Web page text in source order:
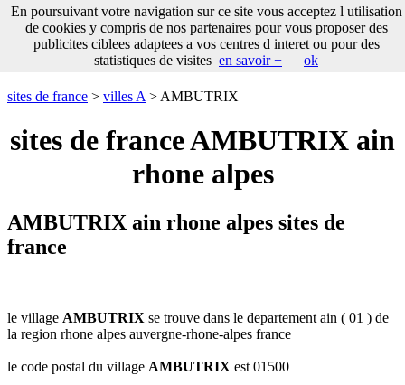
sites
france
par
H
I J K L M
N
U
___
___
___ sites de france
sites de france > villes A > AMBUTRIX
sites de france AMBUTRIX ain
rhone alpes
AMBUTRIX ain rhone alpes sites de
france
le village AMBUTRIX se trouve dans le departement ain ( 01 ) de
la region rhone alpes auvergne-rhone-alpes france
le code postal du village AMBUTRIX est 01500
En poursuivant votre navigation sur ce site vous acceptez l utilisation
de cookies y compris de nos partenaires pour vous proposer des
publicites ciblees adaptees a vos centres d interet ou pour des
statistiques de visites en savoir + ok